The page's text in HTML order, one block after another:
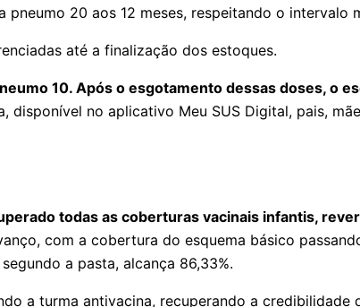
20 aos 12 meses, respeitando o
até a finalização dos estoques.
10. Após o esgotamento dessas doses, o
disponível no aplicativo Meu SUS Digital, pais,
todas as coberturas vacinais infantis,
com a cobertura do esquema básico
a pasta, alcança 86,33%.
a turma antivacina, recuperando a credibilidade